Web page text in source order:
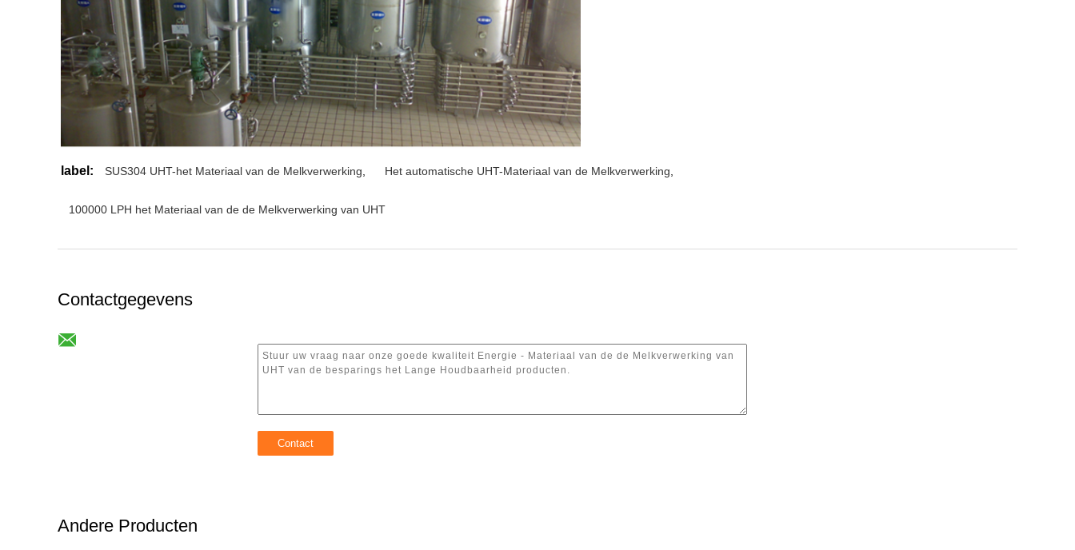
label: SUS304 UHT-het Materiaal van de Melkverwerking Het automatische UHT-Materiaal van de Melkverwerking
100000 LPH het Materiaal van de de Melkverwerking van UHT
Contactgegevens
Andere Producten